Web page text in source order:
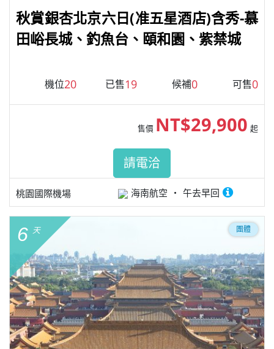
秋賞銀杏北京六日(准五星酒店)含秀-慕
田峪長城、釣魚台、頤和園、紫禁城
機位20 已售19 候補0 可售0
桃園國際機場 海南航空 午去早回
售價 NT$29,900 起
請電洽
6 天 團體